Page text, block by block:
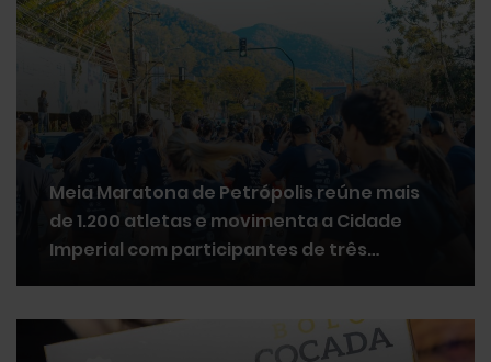
Meia Maratona de Petrópolis reúne mais
de 1.200 atletas e movimenta a Cidade
Imperial com participantes de três